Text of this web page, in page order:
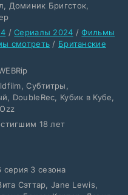
Доминик Бригсток,
/Сериалы 2024 /Фильмы
смотреть / Британские
Субтитры,
DoubleRec, Кубик в Кубе,
18 лет
серия 3 сезона
Сэттар, Jane Lewis,